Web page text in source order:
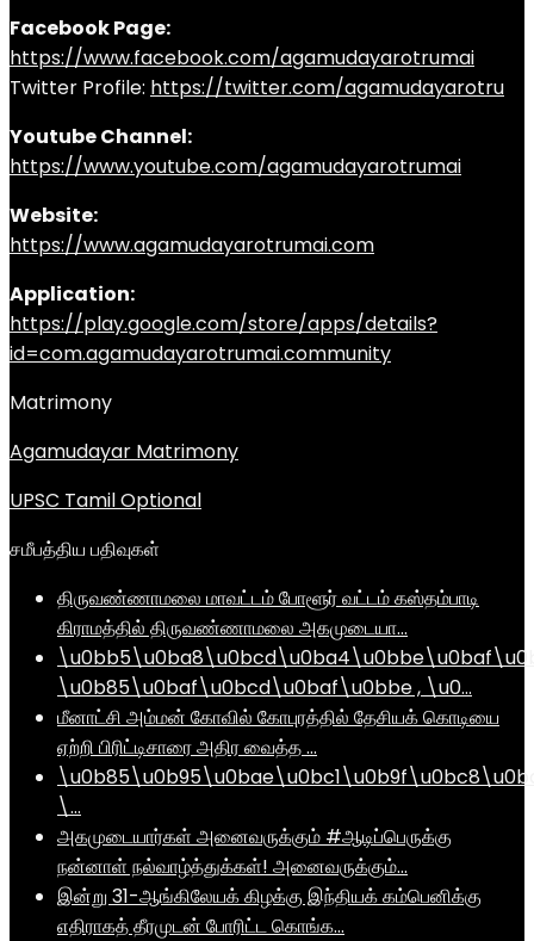
Facebook Page:
https://www.facebook.com/agamudayarotrumai
Twitter Profile: https://twitter.com/agamudayarotru
Youtube Channel:
https://www.youtube.com/agamudayarotrumai
Website:
https://www.agamudayarotrumai.com
Application:
https://play.google.com/store/apps/details?
id=com.agamudayarotrumai.community
Matrimony
Agamudayar Matrimony
UPSC Tamil Optional
சமீபத்திய பதிவுகள்
திருவண்ணாமலை மாவட்டம் போளூர் வட்டம் கஸ்தம்பாடி
கிராமத்தில் திருவண்ணாமலை அகமுடையா…
\u0b85\u0baf\u0bcd\u0baf\u0bbe , \u0…
மீனாட்சி அம்மன் கோவில் கோபுரத்தில் தேசியக் கொடியை
ஏற்றி பிரிட்டிசாரை அதிர வைத்த …
\…
அகமுடையார்கள் அனைவருக்கும் #ஆடிப்பெருக்கு
நன்னாள் நல்வாழ்த்துக்கள்! அனைவருக்கும்…
இன்று 31-ஆங்கிலேயக் கிழக்கு இந்தியக் கம்பெனிக்கு
எதிராகத் தீரமுடன் போரிட்ட கொங்க…